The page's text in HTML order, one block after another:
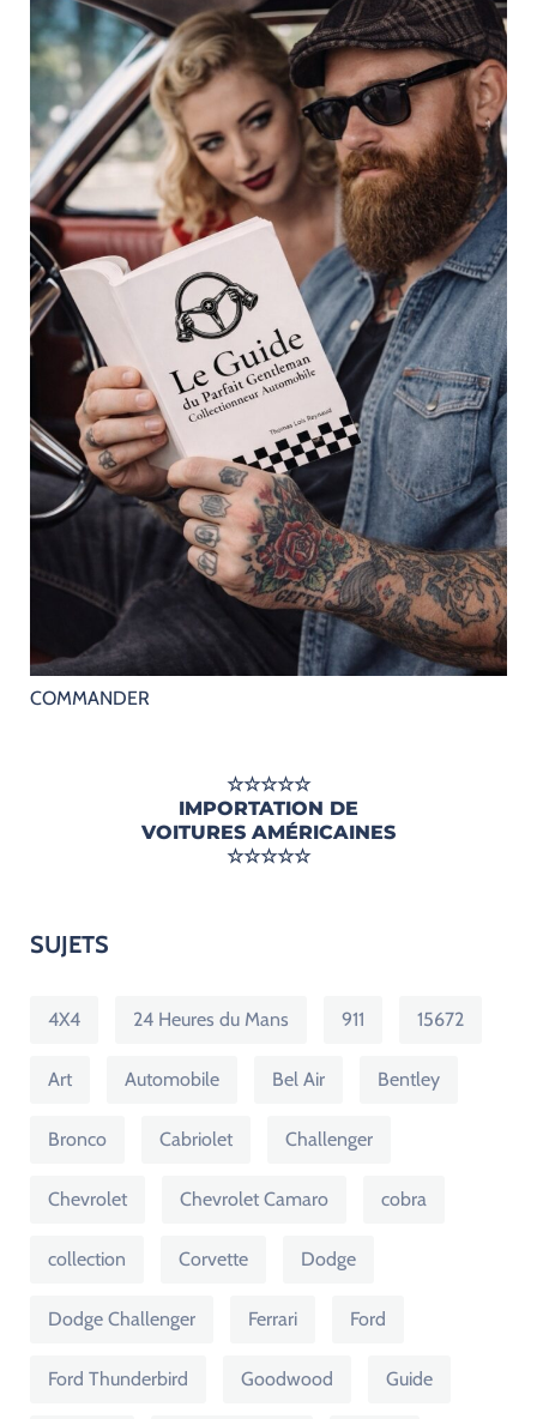
COMMANDER
☆☆☆☆☆
IMPORTATION DE
VOITURES AMÉRICAINES
☆☆☆☆☆
SUJETS
4X4 24 Heures du Mans 911 15672
Art Automobile Bel Air Bentley
Bronco Cabriolet Challenger
Chevrolet Chevrolet Camaro cobra
collection Corvette Dodge
Dodge Challenger Ferrari Ford
Ford Thunderbird Goodwood Guide